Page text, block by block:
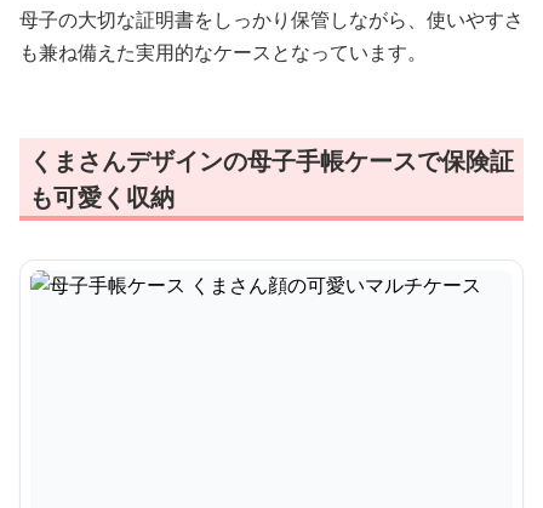
母子の大切な証明書をしっかり保管しながら、使いやすさ
も兼ね備えた実用的なケースとなっています。
くまさんデザインの母子手帳ケースで保険証
も可愛く収納